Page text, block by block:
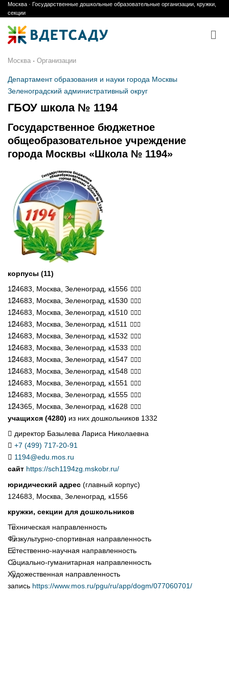
Skip
to
content
Москва · Государственные дошкольные образовательные организации, кружки,
секции
Москва · Организации
Департамент образования и науки города Москвы
Зеленоградский административный округ
ГБОУ школа № 1194
Государственное бюджетное
общеобразовательное учреждение
города Москвы «Школа № 1194»
корпусы (11)
124683, Москва, Зеленоград, к1556
124683, Москва, Зеленоград, к1530
124683, Москва, Зеленоград, к1510
124683, Москва, Зеленоград, к1511
124683, Москва, Зеленоград, к1532
124683, Москва, Зеленоград, к1533
124683, Москва, Зеленоград, к1547
124683, Москва, Зеленоград, к1548
124683, Москва, Зеленоград, к1551
124683, Москва, Зеленоград, к1555
124365, Москва, Зеленоград, к1628
учащихся (4280) из них дошкольников 1332
директор Базылева Лариса Николаевна
+7 (499) 717-20-91
1194@edu.mos.ru
сайт https://sch1194zg.mskobr.ru/
юридический адрес (главный корпус)
124683, Москва, Зеленоград, к1556
кружки, секции для дошкольников
Техническая направленность
Физкультурно-спортивная направленность
Естественно-научная направленность
Социально-гуманитарная направленность
Художественная направленность
запись https://www.mos.ru/pgu/ru/app/dogm/077060701/